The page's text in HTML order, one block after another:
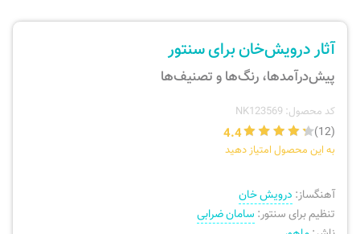
نی، فلوت، سازهای بادی
ارسال سفارش
آثار درویش‌خان برای سنتور
پیش‌درآمدها، رنگ‌ها و تصنیف‌ها
کد محصول: NK123569
(12)
4.4
به این محصول امتیاز دهید
آهنگساز: درویش خان
تنظیم برای سنتور: سامان ضرابی